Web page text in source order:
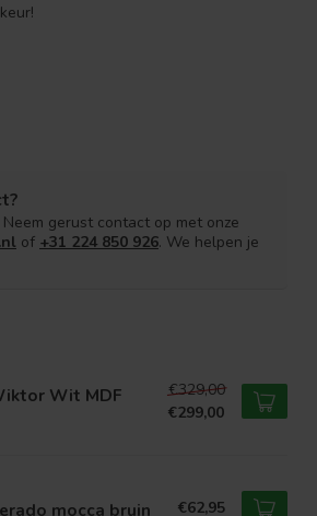
gerust contact op met onze
of +31 224 850 926. We helpen je
Wit MDF
€329,00
€299,00
mocca bruin €62,95